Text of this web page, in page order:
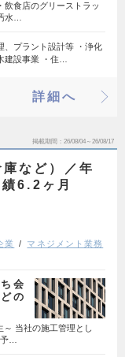
飲食店のグリーストラッ
水…
、プラント設計等 ・浄化
建設事業 ・住…
詳細へ
掲載期間 26/08/04～26/08/17
庫など）／年
6.2ヶ月
業
マネジメント業務
会
の
当社の施工管理とし
…